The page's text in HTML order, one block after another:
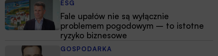
ESG
Fale upałów nie są wyłącznie
problemem pogodowym – to istotne
ryzyko biznesowe
GOSPODARKA